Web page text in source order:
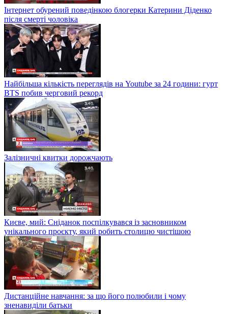
Інтернет обурений поведінкою блогерки Катерини Діденко
після смерті чоловіка
Найбільша кількість переглядів на Youtube за 24 години: гурт
BTS побив черговий рекорд
Залізничні квитки дорожчають
Києве, мий: Сніданок поспілкувався із засновником
унікального проєкту, який робить столицю чистішою
Дистанційне навчання: за що його полюбили і чому
зненавиділи батьки